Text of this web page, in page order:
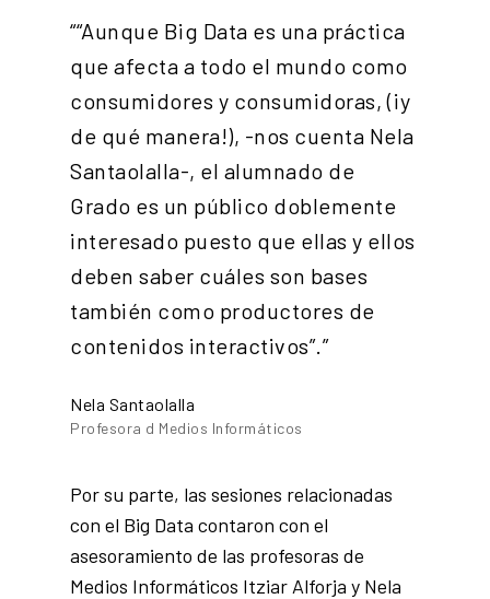
““Aunque Big Data es una práctica
que afecta a todo el mundo como
consumidores y consumidoras, (¡y
de qué manera!), -nos cuenta Nela
Santaolalla-, el alumnado de
Grado es un público doblemente
interesado puesto que ellas y ellos
deben saber cuáles son bases
también como productores de
contenidos interactivos”.”
Nela Santaolalla
Profesora d Medios Informáticos
Por su parte, las sesiones relacionadas
con el Big Data contaron con el
asesoramiento de las profesoras de
Medios Informáticos Itziar Alforja y Nela